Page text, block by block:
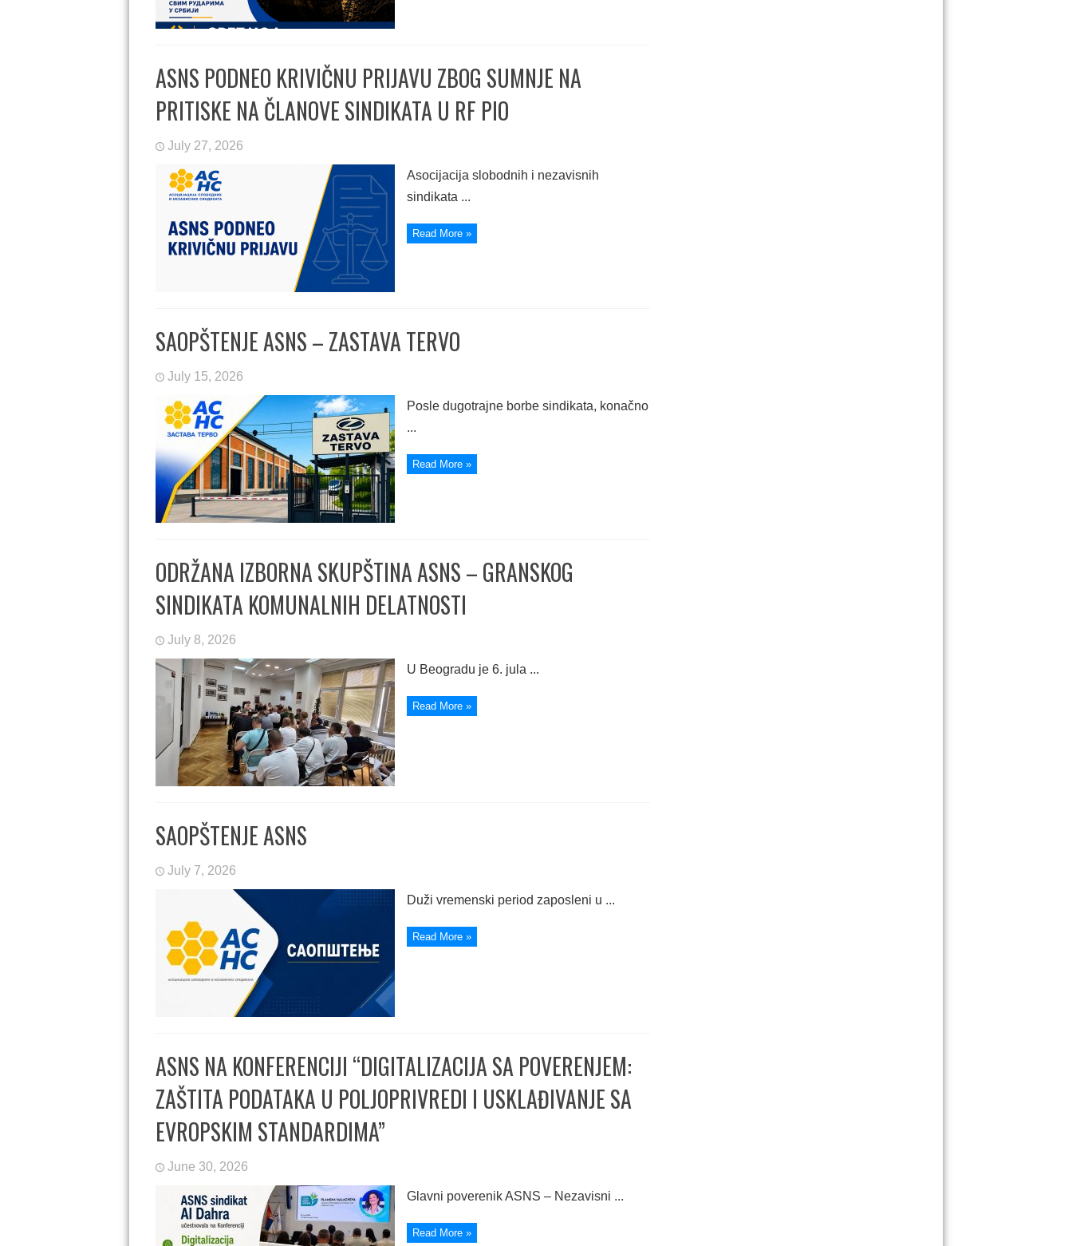
ASNS PODNEO KRIVIČNU PRIJAVU ZBOG SUMNJE NA
PRITISKE NA ČLANOVE SINDIKATA U RF PIO
July 27, 2026
Asocijacija slobodnih i nezavisnih
sindikata ...
Read More »
SAOPŠTENJE ASNS – ZASTAVA TERVO
July 15, 2026
Posle dugotrajne borbe sindikata, konačno
...
Read More »
ODRŽANA IZBORNA SKUPŠTINA ASNS – GRANSKOG
SINDIKATA KOMUNALNIH DELATNOSTI
July 8, 2026
U Beogradu je 6. jula ...
Read More »
SAOPŠTENJE ASNS
July 7, 2026
Duži vremenski period zaposleni u ...
Read More »
ASNS NA KONFERENCIJI “DIGITALIZACIJA SA POVERENJEM:
ZAŠTITA PODATAKA U POLJOPRIVREDI I USKLAĐIVANJE SA
EVROPSKIM STANDARDIMA”
June 30, 2026
Glavni poverenik ASNS – Nezavisni ...
Read More »